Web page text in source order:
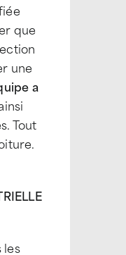
que
une
a
Tout
les